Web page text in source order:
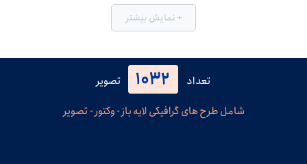
+ نمایش بیشتر
تعداد 1032
تصویر
شامل طرح های گرافیکی لایه باز - وکتور - تصویر